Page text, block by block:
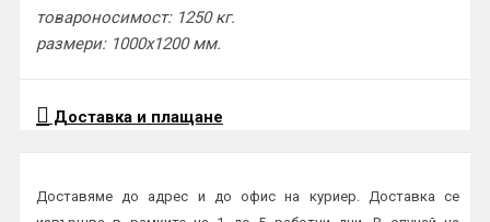
товароносимост: 1250 кг.
размери: 1000х1200 мм.
Доставка и плащане
Доставяме до адрес и до офис на куриер. Доставка се